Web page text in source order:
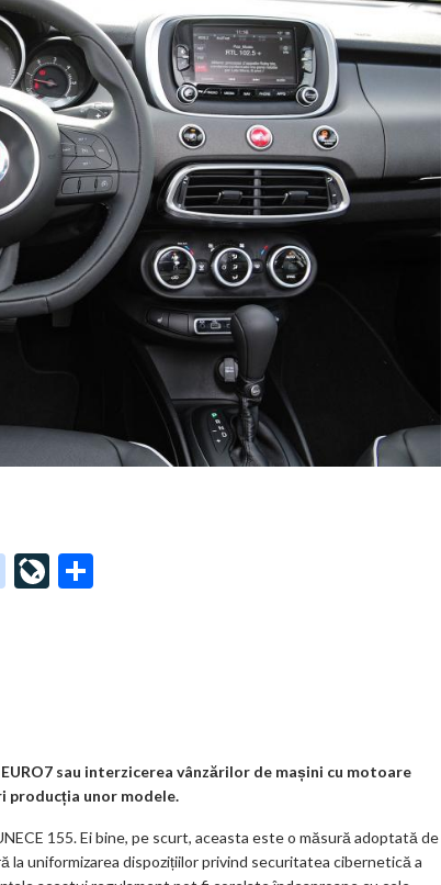
g
o
o
k
Li
sau interzicerea vânzărilor de mașini cu motoare
producția unor modele.
155. Ei bine, pe scurt, aceasta este o măsură adoptată de
la uniformizarea dispozițiilor privind securitatea cibernetică a